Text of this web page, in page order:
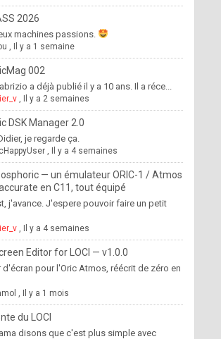
2026
machines passions.
, Il y a 1 semaine
002
a déjà publié il y a 10 ans. Il a réce...
, Il y a 2 semaines
DSK Manager 2.0
je regarde ça.
, Il y a 4 semaines
— un émulateur ORIC-1 / Atmos
en C11, tout équipé
j'avance. J'espere pouvoir faire un petit
, Il y a 4 semaines
Editor for LOCI — v1.0.0
d'écran pour l'Oric Atmos, réécrit de zéro en
, Il y a 1 mois
du LOCI
disons que c'est plus simple avec